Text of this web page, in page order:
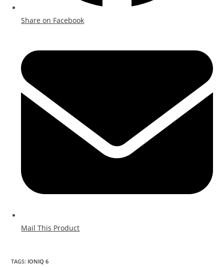
Share on Facebook
Mail This Product
TAGS: IONIQ 6